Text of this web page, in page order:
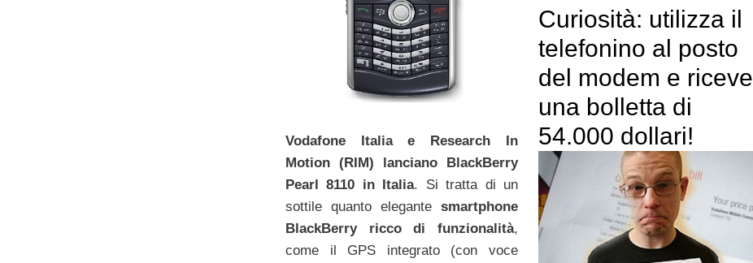
Vodafone Italia e Research In
Motion (RIM) lanciano BlackBerry
Pearl 8110 in Italia. Si tratta di un
sottile quanto elegante smartphone
BlackBerry ricco di funzionalità,
come il GPS integrato (con voce
Curiosità: utilizza il
telefonino al posto
del modem e riceve
una bolletta di
54.000 dollari!